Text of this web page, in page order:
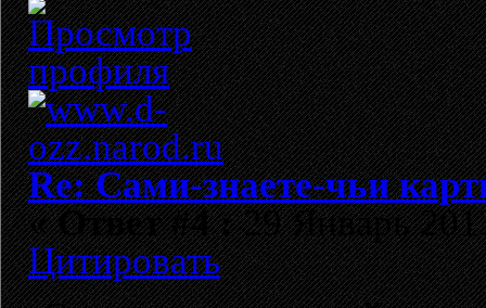
Re: Сами-знаете-чьи
«Ответ #4 :29 Январь
Цитировать